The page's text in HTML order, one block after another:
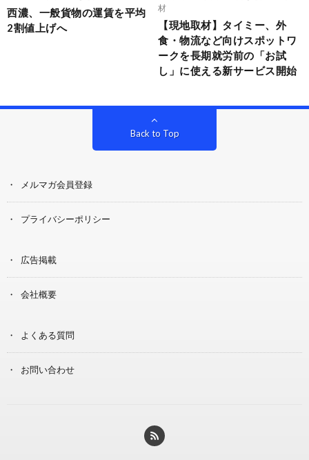
西濃、一般貨物の運賃を平均
2割値上げへ
材
【現地取材】タイミー、外
食・物流など向けスポットワ
ークを長期就労前の「お試
し」に使える新サービス開始
Back to Top
メルマガ会員登録
プライバシーポリシー
広告掲載
会社概要
よくある質問
お問い合わせ